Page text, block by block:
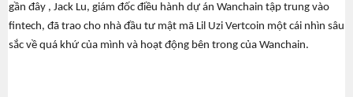
gần đây , Jack Lu, giám đốc điều hành dự án Wanchain tập trung vào
fintech, đã trao cho nhà đầu tư mật mã Lil Uzi Vertcoin một cái nhìn sâu
sắc về quá khứ của mình và hoạt động bên trong của Wanchain.